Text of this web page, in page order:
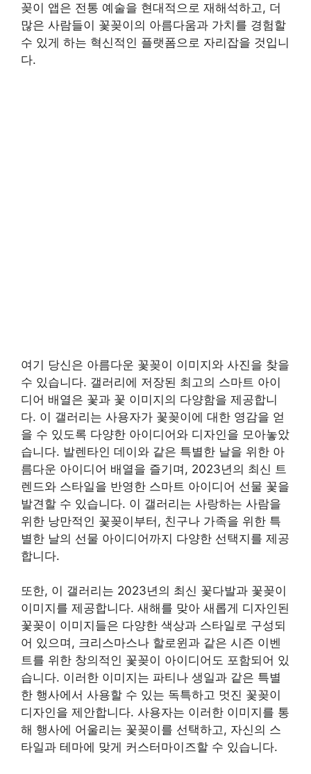
꽂이 앱은 전통 예술을 현대적으로 재해석하고, 더
많은 사람들이 꽃꽂이의 아름다움과 가치를 경험할
수 있게 하는 혁신적인 플랫폼으로 자리잡을 것입니
다.
여기 당신은 아름다운 꽃꽂이 이미지와 사진을 찾을
수 있습니다. 갤러리에 저장된 최고의 스마트 아이
디어 배열은 꽃과 꽃 이미지의 다양함을 제공합니
다. 이 갤러리는 사용자가 꽃꽂이에 대한 영감을 얻
을 수 있도록 다양한 아이디어와 디자인을 모아놓았
습니다. 발렌타인 데이와 같은 특별한 날을 위한 아
름다운 아이디어 배열을 즐기며, 2023년의 최신 트
렌드와 스타일을 반영한 스마트 아이디어 선물 꽃을
발견할 수 있습니다. 이 갤러리는 사랑하는 사람을
위한 낭만적인 꽃꽂이부터, 친구나 가족을 위한 특
별한 날의 선물 아이디어까지 다양한 선택지를 제공
합니다.
또한, 이 갤러리는 2023년의 최신 꽃다발과 꽃꽂이
이미지를 제공합니다. 새해를 맞아 새롭게 디자인된
꽃꽂이 이미지들은 다양한 색상과 스타일로 구성되
어 있으며, 크리스마스나 할로윈과 같은 시즌 이벤
트를 위한 창의적인 꽃꽂이 아이디어도 포함되어 있
습니다. 이러한 이미지는 파티나 생일과 같은 특별
한 행사에서 사용할 수 있는 독특하고 멋진 꽃꽂이
디자인을 제안합니다. 사용자는 이러한 이미지를 통
해 행사에 어울리는 꽃꽂이를 선택하고, 자신의 스
타일과 테마에 맞게 커스터마이즈할 수 있습니다.